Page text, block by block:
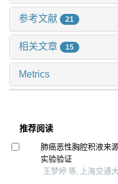
参考文献 21
相关文章 15
Metrics
推荐阅读
肺癌恶性胸腔积液来
实验验证
王梦婷 等, 上海交通